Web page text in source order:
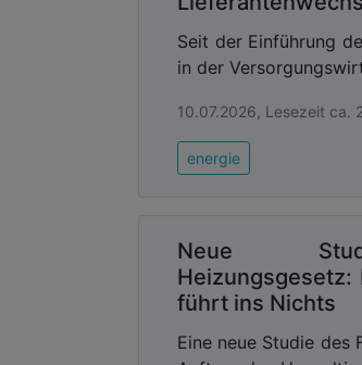
Seit der Einführung
in der
10.07.2026, Lesezeit ca.
energie
Neue
Heizungsgesetz:
führt ins Nichts
Eine neue Studie des